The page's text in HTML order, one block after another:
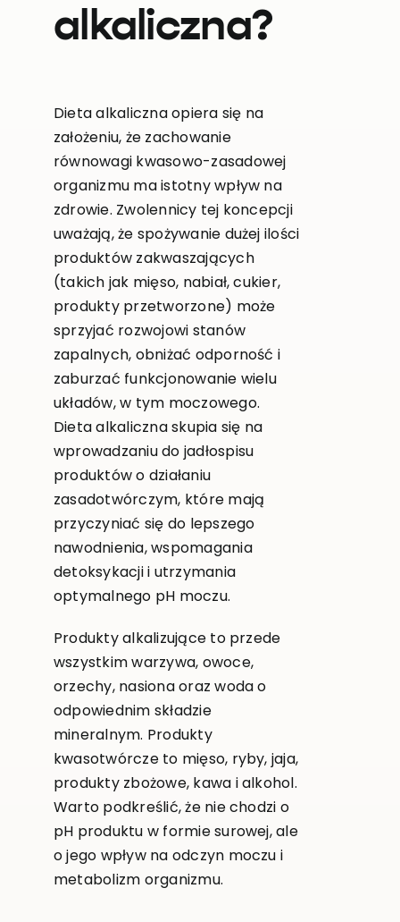
alkaliczna?
Dieta alkaliczna opiera się na
założeniu, że zachowanie
równowagi kwasowo-zasadowej
organizmu ma istotny wpływ na
zdrowie. Zwolennicy tej koncepcji
uważają, że spożywanie dużej ilości
produktów zakwaszających
(takich jak mięso, nabiał, cukier,
produkty przetworzone) może
sprzyjać rozwojowi stanów
zapalnych, obniżać odporność i
zaburzać funkcjonowanie wielu
układów, w tym moczowego.
Dieta alkaliczna skupia się na
wprowadzaniu do jadłospisu
produktów o działaniu
zasadotwórczym, które mają
przyczyniać się do lepszego
nawodnienia, wspomagania
detoksykacji i utrzymania
optymalnego pH moczu.
Produkty alkalizujące to przede
wszystkim warzywa, owoce,
orzechy, nasiona oraz woda o
odpowiednim składzie
mineralnym. Produkty
kwasotwórcze to mięso, ryby, jaja,
produkty zbożowe, kawa i alkohol.
Warto podkreślić, że nie chodzi o
pH produktu w formie surowej, ale
o jego wpływ na odczyn moczu i
metabolizm organizmu.